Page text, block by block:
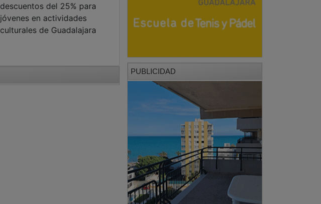
descuentos del 25% para
jóvenes en actividades
culturales de Guadalajara
PUBLICIDAD